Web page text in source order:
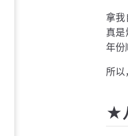
拿我
真
年份
所以
★